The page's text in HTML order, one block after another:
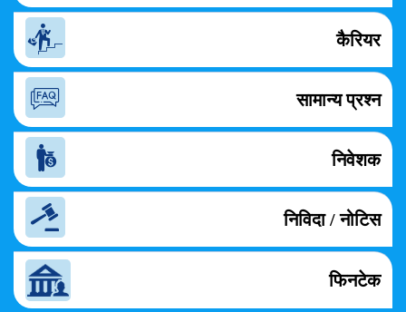
कैरियर
सामान्य प्रश्न
निवेशक
निविदा / नोटिस
फिनटेक